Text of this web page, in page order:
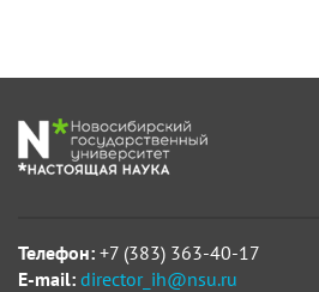
Телефон: +7 (383) 363-40-17
E-mail: director_ih@nsu.ru